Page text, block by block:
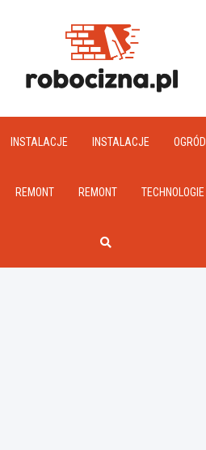
INSTALACJE INSTALACJE OGRÓD
REMONT REMONT TECHNOLOGIE